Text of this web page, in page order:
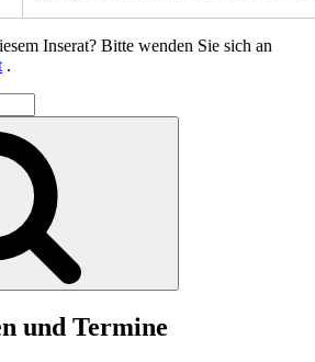
Inserat? Bitte wenden Sie sich an
.
und Termine